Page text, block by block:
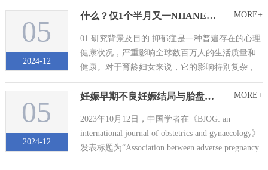
05
2024-12
什么？仅1个半月又一NHANES抑郁症与流产的研究被接收！来看看社会文化和经济因素的重要性 MORE+
01 研究背景及目的 抑郁症是一种普遍存在的心理
健康状况，严重影响全球数百万人的生活质量和
健康。对于育龄妇女来说，它的影响特别复杂，
与不良妊娠结局的风险增加有关。然而，流产是
否加剧或引发抑郁症状仍未得到充分探索，因此
05
2024-12
妊娠早期不良妊娠结局与胎盘生物标志物之间的关联：一项前瞻性队列研究 MORE+
2023年10月12日，中国学者在《BJOG: an
international journal of obstetrics and gynaecology》
发表标题为“Association between adverse pregnancy
outcome and placental b...